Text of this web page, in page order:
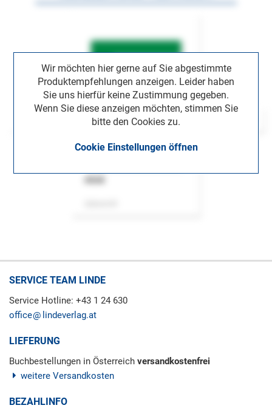
Wir möchten hier gerne auf Sie abgestimmte
Produktempfehlungen anzeigen. Leider haben
Sie uns hierfür keine Zustimmung gegeben.
Wenn Sie diese anzeigen möchten, stimmen Sie
bitte den Cookies zu.
Cookie Einstellungen öffnen
SERVICE TEAM LINDE
Service Hotline: +43 1 24 630
office
lindeverlag.at
LIEFERUNG
Buchbestellungen in Österreich versandkostenfrei
weitere Versandkosten
BEZAHLINFO